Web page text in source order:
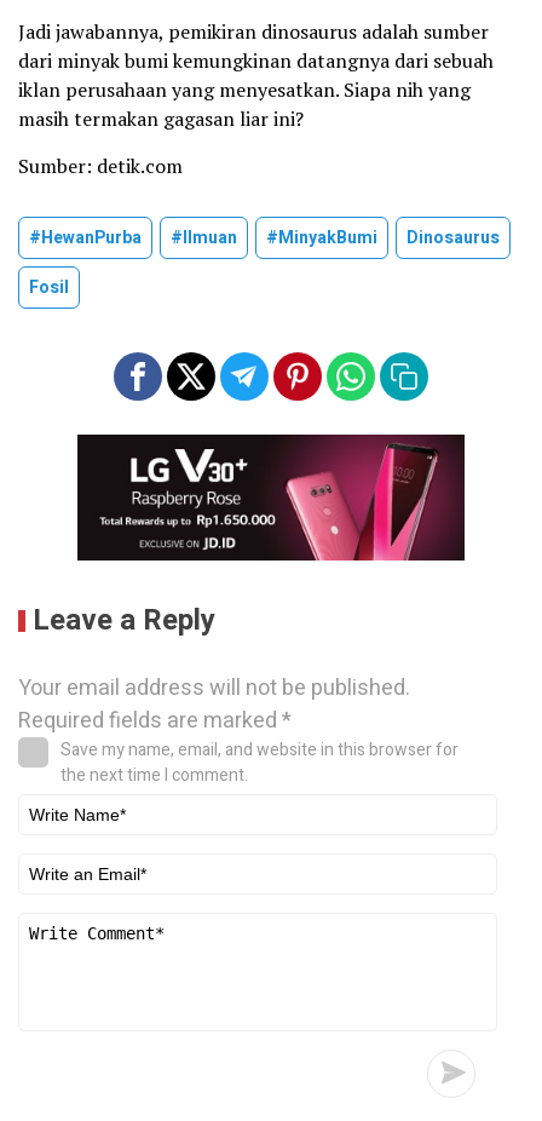
Jadi jawabannya, pemikiran dinosaurus adalah sumber
dari minyak bumi kemungkinan datangnya dari sebuah
iklan perusahaan yang menyesatkan. Siapa nih yang
masih termakan gagasan liar ini?
Sumber: detik.com
#HewanPurba #ilmuan #MinyakBumi
Dinosaurus
Fosil
Leave a Reply
Your email address will not be published.
Required fields are marked*
Save my name, email, and website in this browser for
the next time I comment.